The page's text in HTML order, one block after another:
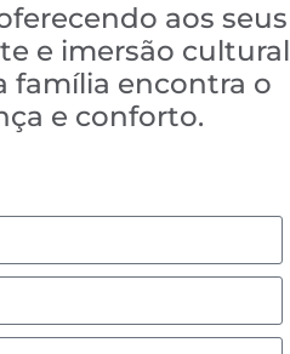
aos seus
e imersão cultural
família encontra o
e conforto.